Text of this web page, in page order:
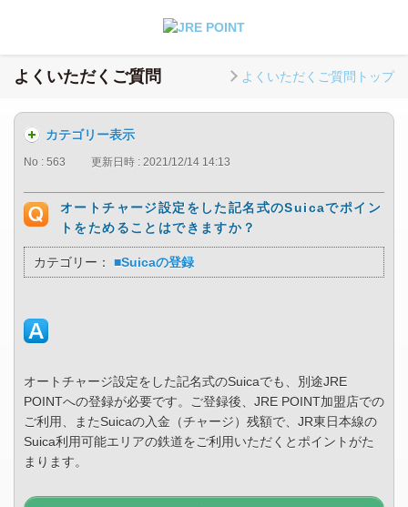
よくいただくご質問 よくいただくご質問トップ
カテゴリー表示
No : 563 更新日時 : 2021/12/14 14:13
オートチャージ設定をした記名式のSuicaでポイン
トをためることはできますか？
カテゴリー： ■Suicaの登録
オートチャージ設定をした記名式のSuicaでも、別途JRE
POINTへの登録が必要です。ご登録後、JRE POINT加盟店での
ご利用、またSuicaの入金（チャージ）残額で、JR東日本線の
Suica利用可能エリアの鉄道をご利用いただくとポイントがた
まります。